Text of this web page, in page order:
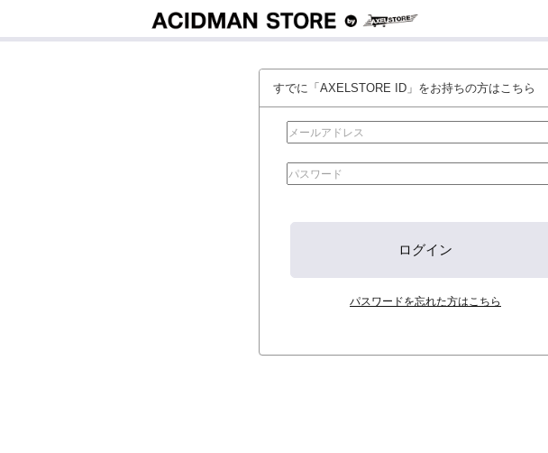
すでに「AXELSTORE ID」をお持ちの方はこちら
パスワードを忘れた方はこちら